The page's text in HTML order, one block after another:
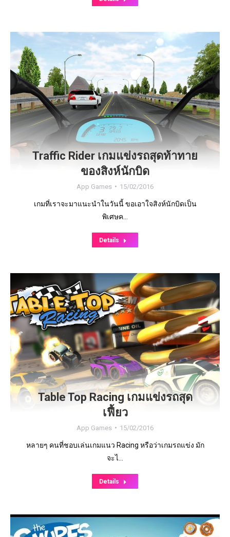
Traffic Rider เกมแข่งรถสุดท้าทาย
ของสิงห์นักบิด
App Games 15/02/2016
เกมที่เราจะมาแนะนำในวันนี้ ขอเอาใจสิงห์นักบิดเป็น
พิเศษค…
Details
Table Top Racing เกมแข่งรถสุด
เฟี้ยว
App Games 15/02/2016
หลายๆ คนที่ชอบเล่นเกมแนว Racing หรือว่าเกมรถแข่ง มัก
จะไ…
Details